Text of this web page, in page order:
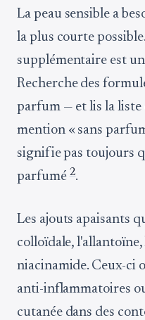
La peau sensible a
la plus courte
supplémentaire est
Recherche des
parfum — et lis la
mention « sans
signifie pas toujours
parfumé 2.
Les ajouts apaisants
colloïdale,
niacinamide. Ceux-ci
anti-inflammatoires
cutanée dans des